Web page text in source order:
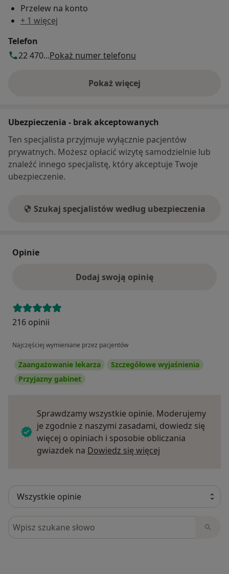
Przelew na konto
+ 1 więcej
Telefon
22 470...Pokaż numer telefonu
Pokaż więcej
o adresie
Ubezpieczenia - brak akceptowanych
Ten specjalista przyjmuje wyłącznie pacjentów
prywatnych. Możesz opłacić wizytę samodzielnie lub
znaleźć innego specjalistę, który akceptuje Twoje
ubezpieczenie.
Szukaj specjalistów według ubezpieczenia
Opinie
Dodaj swoją opinię
216 opinii
Najczęściej wymieniane przez pacjentów
Zaangażowanie lekarza
Szczegółowe wyjaśnienia
Przyjazny gabinet
Sprawdzamy wszystkie opinie. Moderujemy
je zgodnie z naszymi zasadami, dowiedz się
więcej o opiniach i sposobie obliczania
gwiazdek na Dowiedz się więcej
Szukaj w opiniach